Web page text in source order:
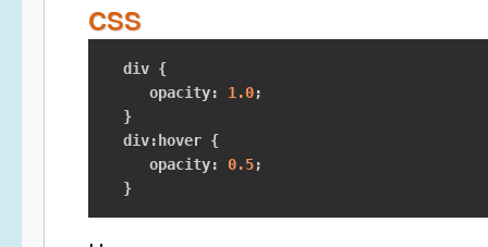
CSS
div {
opacity: 1.0;
}
div: hover {
opacity: 0.5;
}